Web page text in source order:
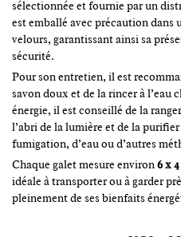
sélectionnée et fournie par un
est emballé avec précaution
velours, garantissant ainsi sa
sécurité.
Pour son entretien, il est
savon doux et de la rincer à l’eau
énergie, il est conseillé de la
l’abri de la lumière et de la
fumigation, d’eau ou d’autres
Chaque galet mesure environ6 x
idéale à transporter ou à garder
pleinement de ses bienfaits